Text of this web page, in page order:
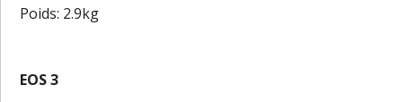
Poids: 2.9kg
EOS 3